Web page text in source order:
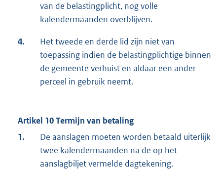
van de belastingplicht, nog volle
kalendermaanden overblijven.
4.
Het tweede en derde lid zijn niet van
toepassing indien de belastingplichtige binnen
de gemeente verhuist en aldaar een ander
perceel in gebruik neemt.
Artikel 10 Termijn van betaling
1.
De aanslagen moeten worden betaald uiterlijk
twee kalendermaanden na de op het
aanslagbiljet vermelde dagtekening.